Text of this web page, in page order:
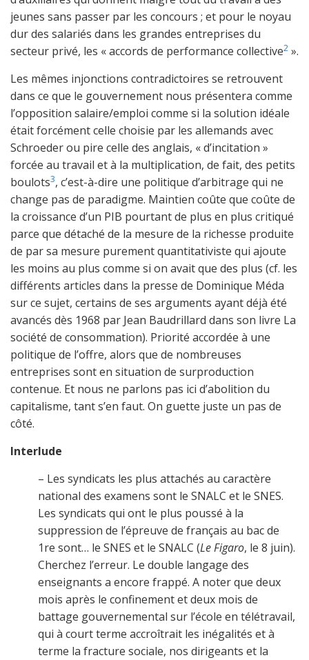
jeunes sans passer par les concours ; et pour le noyau
dur des salariés dans les grandes entreprises du
secteur privé, les « accords de performance collective2 ».
Les mêmes injonctions contradictoires se retrouvent
dans ce que le gouvernement nous présentera comme
l’opposition salaire/emploi comme si la solution idéale
était forcément celle choisie par les allemands avec
Schroeder ou pire celle des anglais, « d’incitation »
forcée au travail et à la multiplication, de fait, des petits
boulots3, c’est-à-dire une politique d’arbitrage qui ne
change pas de paradigme. Maintien coûte que coûte de
la croissance d’un PIB pourtant de plus en plus critiqué
parce que détaché de la mesure de la richesse produite
de par sa mesure purement quantitativiste qui ajoute
les moins au plus comme si on avait que des plus (cf. les
différents articles dans la presse de Dominique Méda
sur ce sujet, certains de ses arguments ayant déjà été
avancés dès 1968 par Jean Baudrillard dans son livre La
société de consommation). Priorité accordée à une
politique de l’offre, alors que de nombreuses
entreprises sont en situation de surproduction
contenue. Et nous ne parlons pas ici d’abolition du
capitalisme, tant s’en faut. On guette juste un pas de
côté.
Interlude
– Les syndicats les plus attachés au caractère
national des examens sont le SNALC et le SNES.
Les syndicats qui ont le plus poussé à la
suppression de l’épreuve de français au bac de
1re sont… le SNES et le SNALC (Le Figaro, le 8 juin).
Cherchez l’erreur. Le double langage des
enseignants a encore frappé. A noter que deux
mois après le confinement et deux mois de
battage gouvernemental sur l’école en télétravail,
qui à court terme accroîtrait les inégalités et à
terme la fracture sociale, nos dirigeants et la